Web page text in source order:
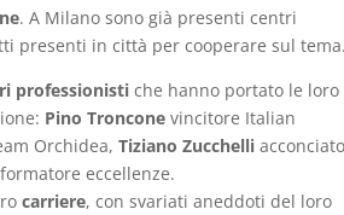
. A Milano sono già presenti centri
presenti in città per cooperare sul tema.
professionistiche hanno portato le loro
Pino Troncone vincitore Italian
Orchidea,Tiziano Zucchelli
eccellenze.
carriere, con svariati aneddoti del loro